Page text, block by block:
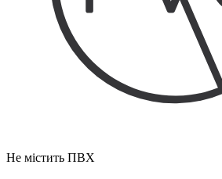
Не містить ПВХ